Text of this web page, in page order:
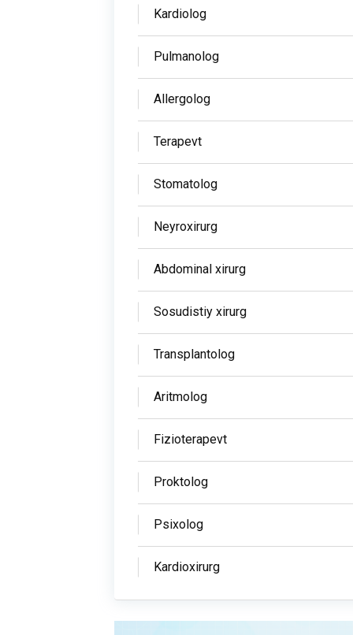
Kardiolog
Pulmanolog
Allergolog
Terapevt
Stomatolog
Neyroxirurg
Abdominal xirurg
Sosudistiy xirurg
Transplantolog
Aritmolog
Fizioterapevt
Proktolog
Psixolog
Kardioxirurg